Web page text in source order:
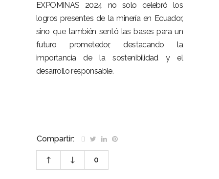
EXPOMINAS 2024 no solo celebró los
logros presentes de la minería en Ecuador,
sino que también sentó las bases para un
futuro prometedor, destacando la
importancia de la sostenibilidad y el
desarrollo responsable.
Compartir:
0